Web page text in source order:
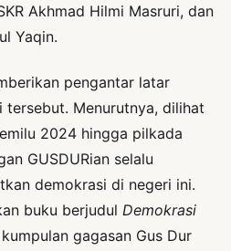
Akhmad Hilmi Masruri, dan
Yaqin.
pengantar latar
tersebut. Menurutnya, dilihat
2024 hingga pilkada
GUSDURian selalu
demokrasi di negeri ini.
buku berjudul Demokrasi
gagasan Gus Dur